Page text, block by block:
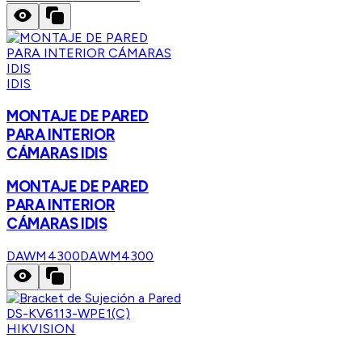
IDIS
MONTAJE DE PARED
PARA INTERIOR
CÁMARAS IDIS
MONTAJE DE PARED
PARA INTERIOR
CÁMARAS IDIS
DAWM4300DAWM4300
HIKVISION